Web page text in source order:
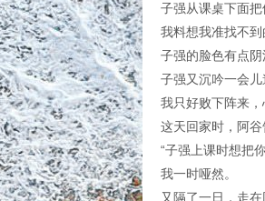
子强从课桌下面
我料想我准找不
子强的脸色有点
子强又沉吟一会
我只好败下阵来，
这天回家时，阿谷
“子强上课时想把
我一时哑然。
又隔了一日，走